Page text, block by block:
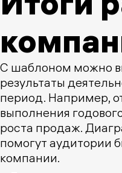
С шаблоном можно
результаты
период. Например,
выполнения
роста продаж.
помогут аудитории
компании.